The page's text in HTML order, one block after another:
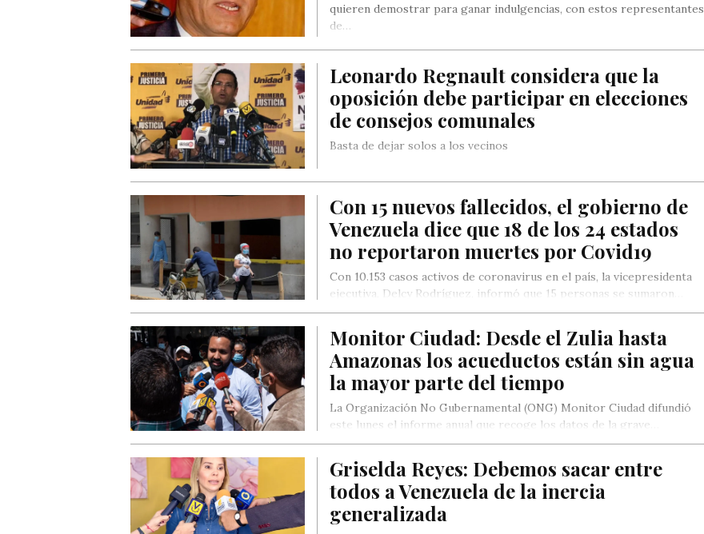
quieren demostrar para ganar indulgencias, con estos representantes
de…
Leonardo Regnault considera que la
oposición debe participar en elecciones
de consejos comunales
Basta de dejar solos a los vecinos
Con 15 nuevos fallecidos, el gobierno de
Venezuela dice que 18 de los 24 estados
no reportaron muertes por Covid19
Con 10.153 casos activos de coronavirus en el país, la vicepresidenta
ejecutiva, Delcy Rodríguez, informó que 15 personas se sumaron…
Monitor Ciudad: Desde el Zulia hasta
Amazonas los acueductos están sin agua
la mayor parte del tiempo
La Organización No Gubernamental (ONG) Monitor Ciudad difundió
este lunes el informe anual que recoge los datos de la grave…
Griselda Reyes: Debemos sacar entre
todos a Venezuela de la inercia
generalizada